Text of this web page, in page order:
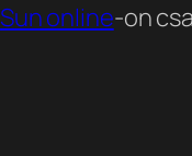
Sun online-on